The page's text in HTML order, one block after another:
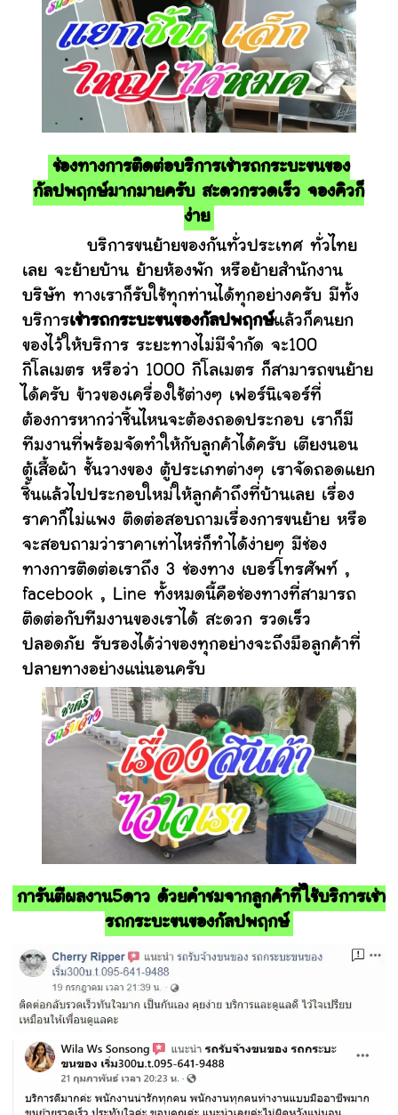
ช่องทางการติดต่อบริการเช่ารถกระบะขนของ
กัลปพฤกษ์มากมายครับ สะดวกรวดเร็ว จองคิวก็
ง่าย
บริการขนย้ายของกันทั่วประเทศ ทั่วไทย
เลย จะย้ายบ้าน ย้ายห้องพัก หรือย้ายสำนักงาน
บริษัท ทางเราก็รับใช้ทุกท่านได้ทุกอย่างครับ มีทั้ง
บริการเช่ารถกระบะขนของกัลปพฤกษ์แล้วก็คนยก
ของไว้ให้บริการ ระยะทางไม่มีจำกัด จะ100
กิโลเมตร หรือว่า 1000 กิโลเมตร ก็สามารถขนย้าย
ได้ครับ ข้าวของเครื่องใช้ต่างๆ เฟอร์นิเจอร์ที่
ต้องการหากว่าชิ้นไหนจะต้องถอดประกอบ เราก็มี
ทีมงานที่พร้อมจัดทำให้กับลูกค้าได้ครับ เตียงนอน
ตู้เสื้อผ้า ชั้นวางของ ตู้ประเภทต่างๆ เราจัดถอดแยก
ชิ้นแล้วไปประกอบใหม่ให้ลูกค้าถึงที่บ้านเลย เรื่อง
ราคาก็ไม่แพง ติดต่อสอบถามเรื่องการขนย้าย หรือ
จะสอบถามว่าราคาเท่าไหร่ก็ทำได้ง่ายๆ มีช่อง
ทางการติดต่อเราถึง 3 ช่องทาง เบอร์โทรศัพท์ ,
facebook , Line ทั้งหมดนี้คือช่องทางที่สามารถ
ติดต่อกับทีมงานของเราได้ สะดวก รวดเร็ว
ปลอดภัย รับรองได้ว่าของทุกอย่างจะถึงมือลูกค้าที่
ปลายทางอย่างแน่นอนครับ
การันตีผลงาน5ดาว ด้วยคำชมจากลูกค้าที่ใช้บริการเช่า
รถกระบะขนของกัลปพฤกษ์